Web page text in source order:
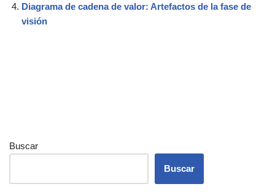
Diagrama de cadena de valor: Artefactos de la fase de
visión
Buscar
Buscar